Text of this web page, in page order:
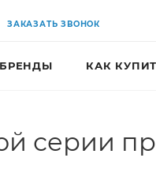
ЗАКАЗАТЬ ЗВОНОК
БРЕНДЫ КАК
серии